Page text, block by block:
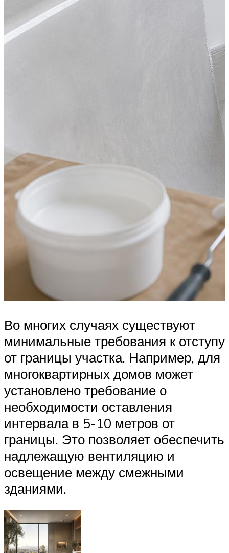
Во многих случаях существуют
минимальные требования к отступу
от границы участка. Например, для
многоквартирных домов может
установлено требование о
необходимости оставления
интервала в 5-10 метров от
границы. Это позволяет обеспечить
надлежащую вентиляцию и
освещение между смежными
зданиями.